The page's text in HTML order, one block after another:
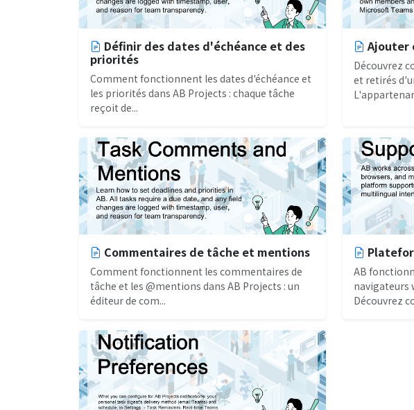
Définir des dates d'échéance et des
priorités
Comment fonctionnent les dates d'échéance et
les priorités dans AB Projects : chaque tâche
reçoit de...
Ajouter
Découvrez
et retirés
Commentaires de tâche et mentions
Comment fonctionnent les commentaires de
tâche et les @mentions dans AB Projects : un
éditeur de com...
AB
navigateurs
Découvrez